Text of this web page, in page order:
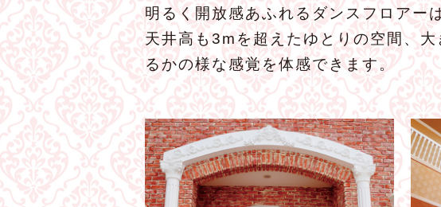
明るく開放感あふれるダンスフロアー
天井高も3mを超えたゆとりの空間、
るかの様な感覚を体感できます。